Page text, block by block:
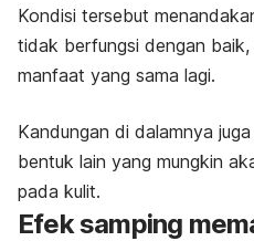
Kondisi tersebut
tidak berfungsi dengan
manfaat yang sama lagi.
Kandungan di dalamnya
bentuk lain yang mungkin
pada kulit.
Efek samping